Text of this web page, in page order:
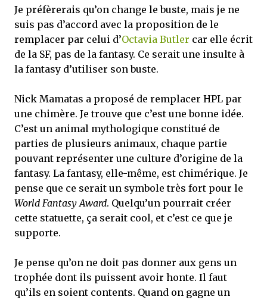
Je préfèrerais qu’on change le buste, mais je ne
suis pas d’accord avec la proposition de le
remplacer par celui d’Octavia Butler car elle écrit
de la SF, pas de la fantasy. Ce serait une insulte à
la fantasy d’utiliser son buste.
Nick Mamatas a proposé de remplacer HPL par
une chimère. Je trouve que c’est une bonne idée.
C’est un animal mythologique constitué de
parties de plusieurs animaux, chaque partie
pouvant représenter une culture d’origine de la
fantasy. La fantasy, elle-même, est chimérique. Je
pense que ce serait un symbole très fort pour le
World Fantasy Award. Quelqu’un pourrait créer
cette statuette, ça serait cool, et c’est ce que je
supporte.
Je pense qu’on ne doit pas donner aux gens un
trophée dont ils puissent avoir honte. Il faut
qu’ils en soient contents. Quand on gagne un